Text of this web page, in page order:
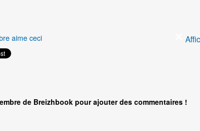
aime ceci
de Breizhbook pour ajouter des commentaires !